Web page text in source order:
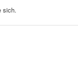
sich.